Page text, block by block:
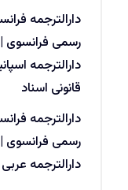
دارالترجمه
رسمی فرانسوی
دارالترجمه
قانونی اسناد
دارالترجمه
رسمی فرانسوی
دارالترجمه